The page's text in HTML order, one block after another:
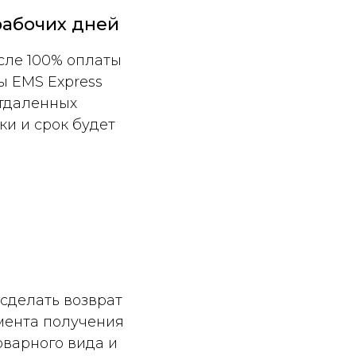
дней
100% оплаты
EMS Express
и срок будет
возврат
получения
вида и